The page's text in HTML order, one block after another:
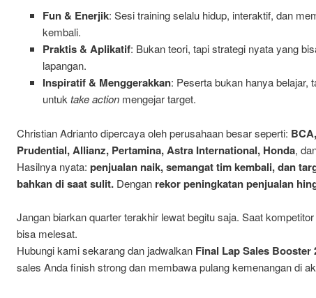
Fun & Enerjik: Sesi training selalu hidup, interaktif, dan
kembali.
Praktis & Aplikatif: Bukan teori, tapi strategi nyata yang
lapangan.
Inspiratif & Menggerakkan: Peserta bukan hanya belajar,
untuktake action mengejar target.
Christian Adrianto dipercaya oleh perusahaan besar seperti:
Prudential, Allianz, Pertamina, Astra International, Honda,
Hasilnya nyata: penjualan naik, semangat tim kembali, dan
bahkan di saat sulit.Dengan rekor peningkatan penjualan
Jangan biarkan quarter terakhir lewat begitu saja. Saat
bisa melesat.
Hubungi kami sekarang dan jadwalkan Final Lap Sales Booster
sales Anda finish strong dan membawa pulang kemenangan di